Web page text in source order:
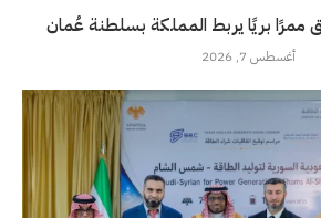
ممرًا بريًا يربط المملكة بسلطنة عُمان
أغسطس 7, 2026